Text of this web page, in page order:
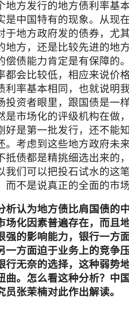
地方发行的地方债利率基
是中国特有的现象。从现
于地方政府发的债券，尤
地方，还是比较先进的地
偿债能力肯定是有保障的
都会比较低，相应来说价
利率基本相同，也就说明
投资者眼里，跟国债是一
是市场化的评级机构在做
好是第一批发行，还不能
。考虑到这些地方政府未
抵债都是精挑细选出来的
我们可以把投石试水的这
而不是说真正的全面的市
认为地方债比肩国债的
场化因素普遍存在，而且
强的影响能力，银行一方
一方面迫于业务上的竞争
行无奈的选择，这种弱势
曲。怎么看这种分析？中
张茉楠对此作出解读。